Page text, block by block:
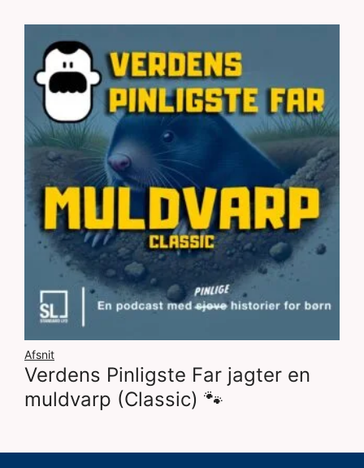
Afsnit
Verdens Pinligste Far jagter en
muldvarp (Classic) 🐾